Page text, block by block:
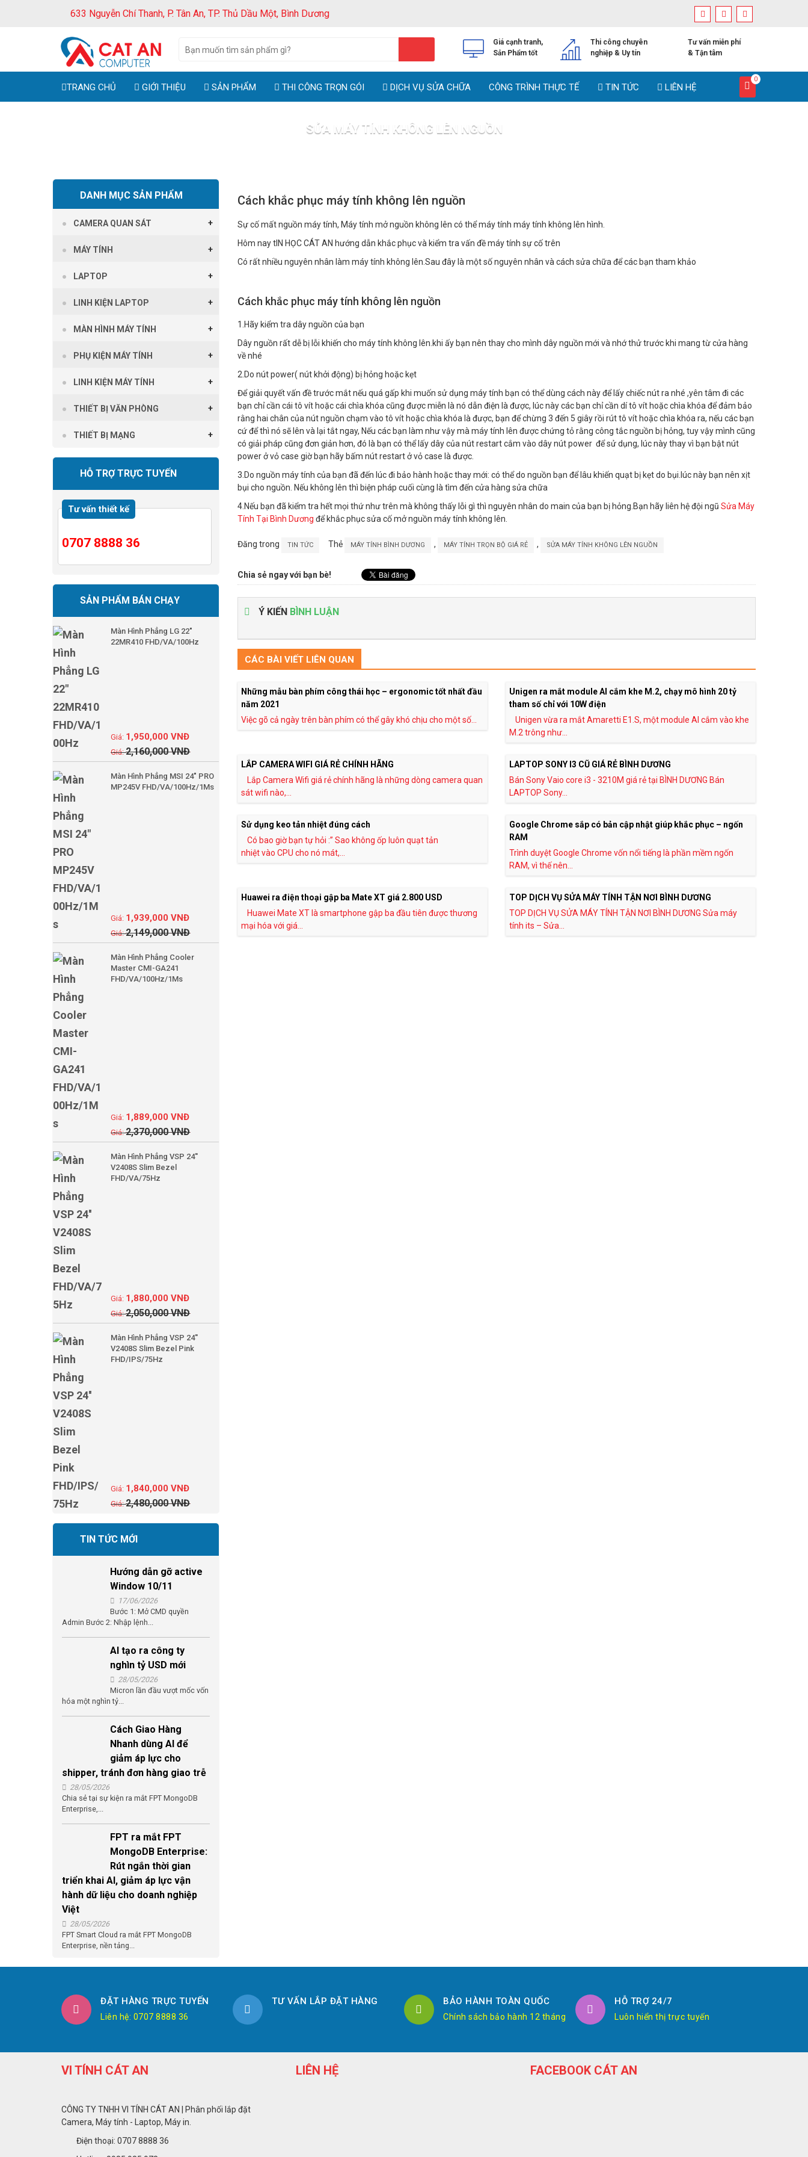
633 Nguyễn Chí Thanh, P. Tân An, TP. Thủ Dầu Một, Bình Dương
Giá cạnh tranh,
Sản Phẩm tốt
Thi công chuyên
nghiệp & Uy tín
Tư vấn miễn phí
& Tận tâm
TRANG CHỦ GIỚI THIỆU SẢN PHẨM THI CÔNG TRỌN GÓI DỊCH VỤ SỬA CHỮA CÔNG TRÌNH THỰC TẾ TIN TỨC LIÊN HỆ
0
SỬA MÁY TÍNH KHÔNG LÊN NGUỒN
Cách khắc phục máy tính không lên nguồn
Sự cố mất nguồn máy tính, Máy tính mở nguồn không lên có thể máy tính máy tính không lên hình.
Hôm nay tIN HỌC CÁT AN hướng dẫn khắc phục và kiểm tra vấn đề máy tính sự cố trên
Có rất nhiều nguyên nhân làm máy tính không lên.Sau đây là một số nguyên nhân và cách sửa chữa để các bạn tham khảo
Cách khắc phục máy tính không lên nguồn
1.Hãy kiểm tra dây nguồn của bạn
Dây nguồn rất dễ bị lỗi khiến cho máy tính không lên.khi ấy bạn nên thay cho mình dây nguồn mới và nhớ thử trước khi mang từ cửa hàng
về nhé
2.Do nút power( nút khởi động) bị hỏng hoặc kẹt
Để giải quyết vấn đề trước mắt nếu quá gấp khi muốn sử dụng máy tính bạn có thể dùng cách này để lấy chiếc nút ra nhé ,yên tâm đi các
bạn chỉ cần cái tô vít hoặc cái chìa khóa cũng được miễn là nó dẫn điện là được, lúc này các bạn chỉ cần dí tô vít hoặc chìa khóa để đảm bảo
rằng hai chân của nút nguồn chạm vào tô vít hoặc chìa khóa là được, bạn để chừng 3 đến 5 giây rồi rút tô vít hoặc chìa khóa ra, nếu các bạn
cứ để thì nó sẽ lên và lại tắt ngay, Nếu các bạn làm như vậy mà máy tính lên được chứng tỏ rằng công tắc nguồn bị hỏng, tuy vậy mình cũng
có giải pháp cũng đơn giản hơn, đó là bạn có thể lấy dây của nút restart cắm vào dây nút power để sử dụng, lúc này thay vì bạn bật nút
power ở vỏ case giờ bạn hãy bấm nút restart ở vỏ case là được.
3.Do nguồn máy tính của bạn đã đến lúc đi bảo hành hoặc thay mới: có thể do nguồn bạn để lâu khiến quạt bị kẹt do bụi.lúc này bạn nên xịt
bụi cho nguồn. Nếu không lên thì biện pháp cuối cùng là tìm đến cửa hàng sửa chữa
4.Nếu bạn đã kiểm tra hết mọi thứ như trên mà không thấy lỗi gì thì nguyên nhân do main của bạn bị hỏng.Bạn hãy liên hệ đội ngũ Sửa Máy
Tính Tại Bình Dương để khắc phục sửa cố mở nguồn máy tính không lên.
Đăng trong TIN TỨC Thẻ MÁY TÍNH BÌNH DƯƠNG , MÁY TÍNH TRỌN BỘ GIÁ RẺ , SỬA MÁY TÍNH KHÔNG LÊN NGUỒN
Chia sẻ ngay với bạn bè!
Ý KIẾN BÌNH LUẬN
CÁC BÀI VIẾT LIÊN QUAN
Những mẫu bàn phím công thái học – ergonomic tốt nhất đầu
năm 2021
Việc gõ cả ngày trên bàn phím có thể gây khó chịu cho một số...
Unigen ra mắt module AI cắm khe M.2, chạy mô hình 20 tỷ
tham số chỉ với 10W điện
Unigen vừa ra mắt Amaretti E1.S, một module AI cắm vào khe
M.2 trông như...
LẮP CAMERA WIFI GIÁ RẺ CHÍNH HÃNG
Lắp Camera Wifi giá rẻ chính hãng là những dòng camera quan
sát wifi nào,...
LAPTOP SONY I3 CŨ GIÁ RẺ BÌNH DƯƠNG
Bán Sony Vaio core i3 - 3210M giá rẻ tại BÌNH DƯƠNG Bán
LAPTOP Sony...
Sử dụng keo tản nhiệt đúng cách
Có bao giờ bạn tự hỏi :” Sao không ốp luôn quạt tản
nhiệt vào CPU cho nó mát,...
Google Chrome sắp có bản cập nhật giúp khắc phục – ngốn
RAM
Trình duyệt Google Chrome vốn nổi tiếng là phần mềm ngốn
RAM, vì thế nên...
Huawei ra điện thoại gập ba Mate XT giá 2.800 USD
Huawei Mate XT là smartphone gập ba đầu tiên được thương
mại hóa với giá...
TOP DỊCH VỤ SỬA MÁY TÍNH TẬN NƠI BÌNH DƯƠNG
TOP DỊCH VỤ SỬA MÁY TÍNH TẬN NƠI BÌNH DƯƠNG Sửa máy
tính its – Sửa...
DANH MỤC SẢN PHẨM
CAMERA QUAN SÁT
MÁY TÍNH
LAPTOP
LINH KIỆN LAPTOP
MÀN HÌNH MÁY TÍNH
PHỤ KIỆN MÁY TÍNH
LINH KIỆN MÁY TÍNH
THIẾT BỊ VĂN PHÒNG
THIẾT BỊ MẠNG
HỖ TRỢ TRỰC TUYẾN
Tư vấn thiết kế
0707 8888 36
SẢN PHẨM BÁN CHẠY
Màn Hình Phẳng LG 22"
22MR410 FHD/VA/100Hz
2,160,000VNĐ
1,950,000VNĐ
Màn Hình Phẳng MSI 24" PRO
MP245V FHD/VA/100Hz/1Ms
2,149,000VNĐ
1,939,000VNĐ
Màn Hình Phẳng Cooler
Master CMI-GA241
FHD/VA/100Hz/1Ms
2,370,000VNĐ
1,889,000VNĐ
Màn Hình Phẳng VSP 24''
V2408S Slim Bezel
FHD/VA/75Hz
2,050,000VNĐ
1,880,000VNĐ
Màn Hình Phẳng VSP 24''
V2408S Slim Bezel Pink
FHD/IPS/75Hz
2,480,000VNĐ
1,840,000VNĐ
TIN TỨC MỚI
Hướng dẫn gỡ active
Window 10/11
17/06/2026
Bước 1: Mở CMD quyền
Admin Bước 2: Nhập lệnh...
AI tạo ra công ty
nghìn tỷ USD mới
28/05/2026
Micron lần đầu vượt mốc vốn
hóa một nghìn tỷ...
Cách Giao Hàng
Nhanh dùng AI để
giảm áp lực cho
shipper, tránh đơn hàng giao trễ
28/05/2026
Chia sẻ tại sự kiện ra mắt FPT MongoDB
Enterprise,...
FPT ra mắt FPT
MongoDB Enterprise:
Rút ngắn thời gian
triển khai AI, giảm áp lực vận
hành dữ liệu cho doanh nghiệp
Việt
28/05/2026
FPT Smart Cloud ra mắt FPT MongoDB
Enterprise, nền tảng...
ĐẶT HÀNG TRỰC TUYẾN
Liên hệ: 0707 8888 36
TƯ VẤN LẮP ĐẶT HÀNG BẢO HÀNH TOÀN QUỐC
Chính sách bảo hành 12 tháng
HỖ TRỢ 24/7
Luôn hiển thị trực tuyến
VI TÍNH CÁT AN
CÔNG TY TNHH VI TÍNH CÁT AN | Phân phối lắp đặt
Camera, Máy tính - Laptop, Máy in.
Điện thoại: 0707 8888 36
LIÊN HỆ FACEBOOK CÁT AN